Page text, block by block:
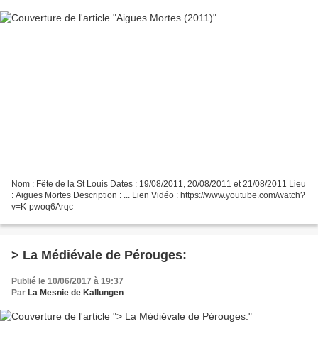
Nom : Fête de la St Louis Dates : 19/08/2011, 20/08/2011 et 21/08/2011 Lieu
: Aigues Mortes Description : ... Lien Vidéo : https://www.youtube.com/watch?
v=K-pwoq6Arqc
> La Médiévale de Pérouges:
Publié le 10/06/2017 à 19:37
Par La Mesnie de Kallungen